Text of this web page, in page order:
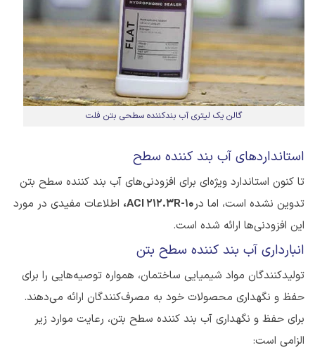
گالن یک لیتری آب بندکننده سطحی بتن فلت
استانداردهای آب بند کننده سطح
تا کنون استاندارد ویژه‌ای برای افزودنی‌های آب بند کننده سطح بتن
تدوین نشده است، اما درACI 212.3R-10، اطلاعات مفیدی در مورد
این افزودنی‌ها ارائه شده است.
انبارداری آب بند کننده سطح بتن
تولیدکنندگان مواد شیمیایی ساختمان، همواره توصیه‌هایی را برای
حفظ و نگهداری محصولات خود به مصرف‌کنندگان ارائه می‌دهند.
برای حفظ و نگهداری آب بند کننده سطح بتن، رعایت موارد زیر
الزامی است: